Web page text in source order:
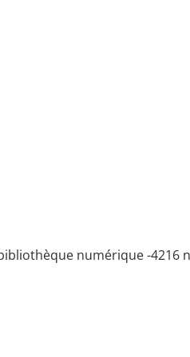
numérique -4216